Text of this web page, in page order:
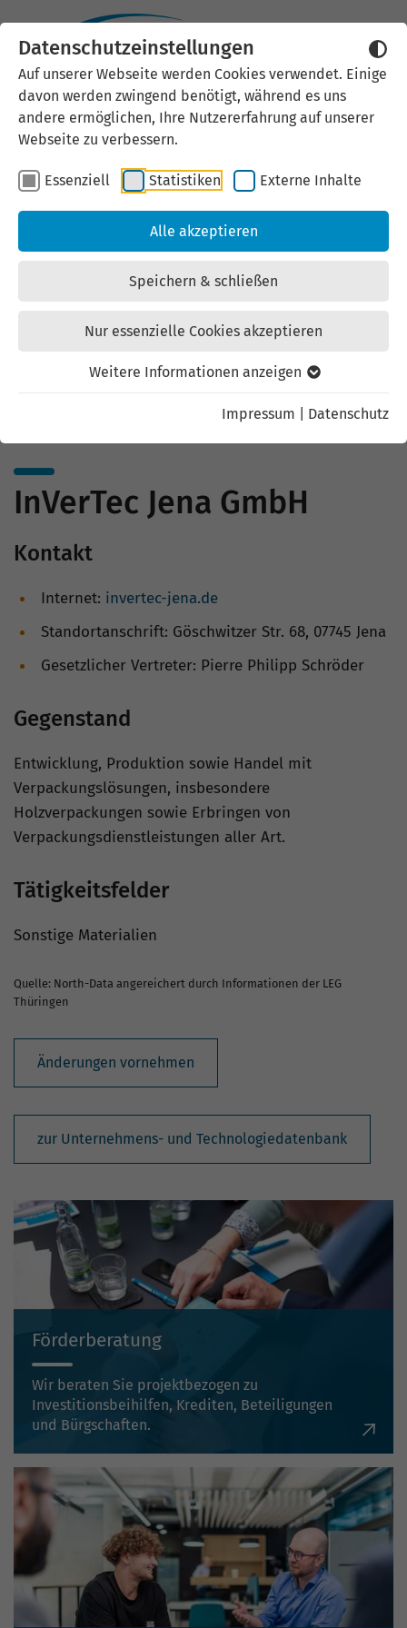
Datenschutzeinstellungen
Auf unserer Webseite werden Cookies verwendet. Einige
davon werden zwingend benötigt, während es uns
andere ermöglichen, Ihre Nutzererfahrung auf unserer
Webseite zu verbessern.
Essenziell Statistiken Externe Inhalte
Alle akzeptieren
Speichern & schließen
Nur essenzielle Cookies akzeptieren
Weitere Informationen anzeigen
Impressum Datenschutz
Externen Inhalt laden
Wir verwenden auf unserer
Website externe Inhalte, um Ihnen
zusätzliche Informationen
anzubieten. Einige externe Inhalte
(z.B. Google Maps, Youtube)
können persönliche Daten (z.B. IP-
Mit der Bestätigung erklären Sie
InVerTec Jena GmbH
Kontakt
Internet: invertec-jena.de
Standortanschrift: Göschwitzer Str. 68, 07745 Jena
Gesetzlicher Vertreter: Pierre Philipp Schröder
Gegenstand
Entwicklung, Produktion sowie Handel mit
Verpackungslösungen, insbesondere
Holzverpackungen sowie Erbringen von
Verpackungsdienstleistungen aller Art.
Tätigkeitsfelder
Sonstige Materialien
Quelle: North-Data angereichert durch Informationen der LEG
Thüringen
Änderungen vornehmen
zur Unternehmens- und Technologiedatenbank
Förderberatung
Wir beraten Sie projektbezogen zu
Investitionsbeihilfen, Krediten, Beteiligungen
und Bürgschaften.